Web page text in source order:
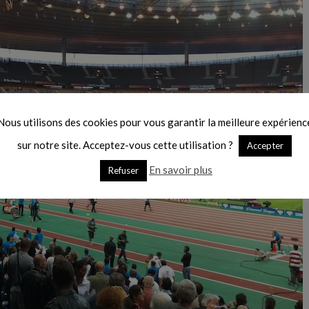
utilisons des cookies pour vous garantir la meilleure
sur notre site. Acceptez-vous cette utilisation ?
Accepter
Refuser En savoir plus